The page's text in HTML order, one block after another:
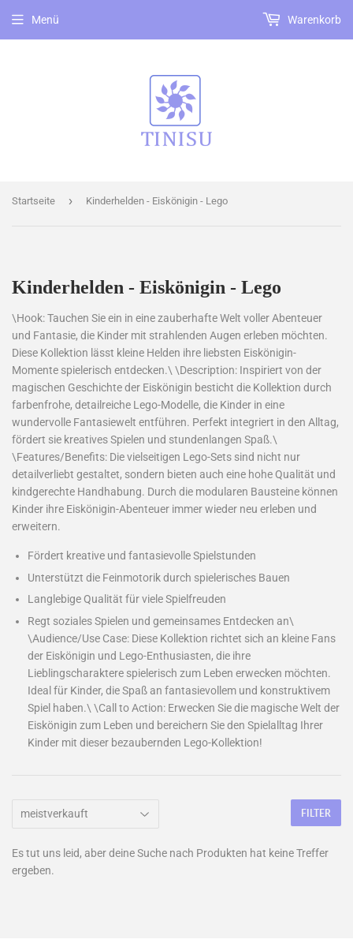
Menü Warenkorb
Startseite › Kinderhelden - Eiskönigin - Lego
Kinderhelden - Eiskönigin - Lego
\Hook: Tauchen Sie ein in eine zauberhafte Welt voller Abenteuer
und Fantasie, die Kinder mit strahlenden Augen erleben möchten.
Diese Kollektion lässt kleine Helden ihre liebsten Eiskönigin-
Momente spielerisch entdecken.\ \Description: Inspiriert von der
magischen Geschichte der Eiskönigin besticht die Kollektion durch
farbenfrohe, detailreiche Lego-Modelle, die Kinder in eine
wundervolle Fantasiewelt entführen. Perfekt integriert in den Alltag,
fördert sie kreatives Spielen und stundenlangen Spaß.\
\Features/Benefits: Die vielseitigen Lego-Sets sind nicht nur
detailverliebt gestaltet, sondern bieten auch eine hohe Qualität und
kindgerechte Handhabung. Durch die modularen Bausteine können
Kinder ihre Eiskönigin-Abenteuer immer wieder neu erleben und
erweitern.
Fördert kreative und fantasievolle Spielstunden
Unterstützt die Feinmotorik durch spielerisches Bauen
Langlebige Qualität für viele Spielfreuden
Regt soziales Spielen und gemeinsames Entdecken an\
\Audience/Use Case: Diese Kollektion richtet sich an kleine Fans
der Eiskönigin und Lego-Enthusiasten, die ihre
Lieblingscharaktere spielerisch zum Leben erwecken möchten.
Ideal für Kinder, die Spaß an fantasievollem und konstruktivem
Spiel haben.\ \Call to Action: Erwecken Sie die magische Welt der
Eiskönigin zum Leben und bereichern Sie den Spielalltag Ihrer
Kinder mit dieser bezaubernden Lego-Kollektion!
FILTER
Es tut uns leid, aber deine Suche nach Produkten hat keine Treffer
ergeben.